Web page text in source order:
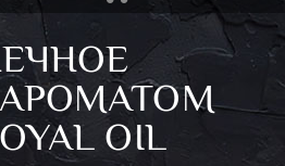
OIL